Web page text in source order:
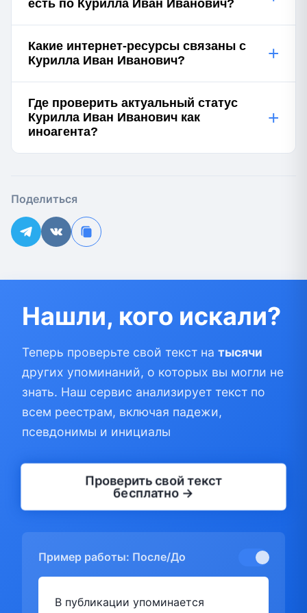
есть по Курилла Иван Иванович?
Какие интернет-ресурсы связаны с
Курилла Иван Иванович?
+
Где проверить актуальный статус
Курилла Иван Иванович как
иноагента?
+
Поделиться
Нашли, кого искали?
Теперь проверьте свой текст на тысячи
других упоминаний, о которых вы могли не
знать. Наш сервис анализирует текст по
всем реестрам, включая падежи,
псевдонимы и инициалы
Проверить свой текст
бесплатно →
Пример работы: После/До
В публикации упоминается